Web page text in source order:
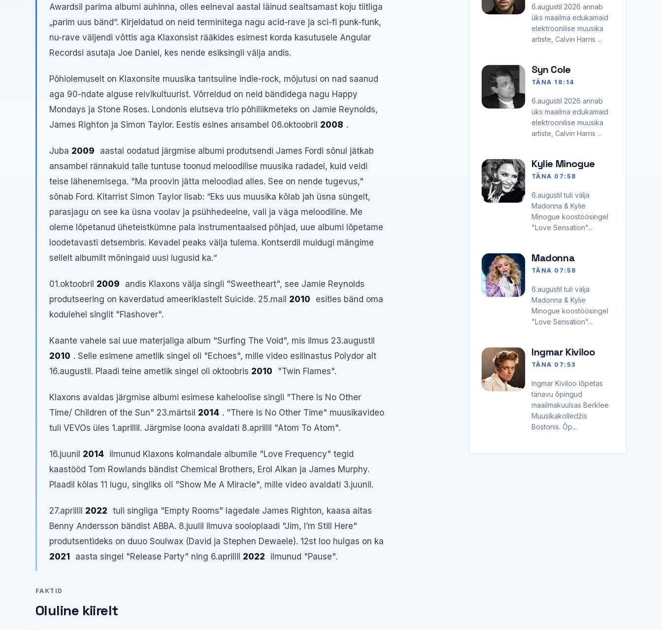
Awardsil parima albumi auhinna, olles eelneval aastal läinud sealtsamast koju tiitliga
„parim uus bänd“. Kirjeldatud on neid terminitega nagu acid-rave ja sci-fi punk-funk,
nu-rave väljendi võttis aga Klaxonsist rääkides esimest korda kasutusele Angular
Recordsi asutaja Joe Daniel, kes nende esiksingli välja andis.
Põhiolemuselt on Klaxonsite muusika tantsuline indie-rock, mõjutusi on nad saanud
aga 90-ndate alguse reivikultuurist. Võrreldud on neid bändidega nagu Happy
Mondays ja Stone Roses. Londonis elutseva trio põhiliikmeteks on Jamie Reynolds,
James Righton ja Simon Taylor. Eestis esines ansambel 06.oktoobril 2008 .
Juba 2009
aastal oodatud järgmise albumi produtsendi James Fordi sõnul jätkab
ansambel rännakuid talle tuntuse toonud meloodilise muusika radadel, kuid veidi
teise lähenemisega. "Ma proovin jätta meloodiad alles. See on nende tugevus,"
sõnab Ford. Kitarrist Simon Taylor lisab: “Eks uus muusika kõlab jah üsna süngelt,
parasjagu on see ka üsna voolav ja psühhedeelne, vali ja väga meloodiline. Me
oleme lõpetanud üheteistkümne pala instrumentaalsed põhjad, uue albumi lõpetame
loodetavasti detsembris. Kevadel peaks välja tulema. Kontserdil muidugi mängime
sellelt albumilt mõningaid uusi lugusid ka.“
01.oktoobril 2009
andis Klaxons välja singli "Sweetheart", see Jamie Reynolds
produtseering on kaverdatud ameeriklastelt Suicide. 25.mail 2010
esitles bänd oma
kodulehel singlit "Flashover".
Kaante vahele sai uue materjaliga album "Surfing The Void", mis ilmus 23.augustil
2010 . Selle esimene ametlik singel oli "Echoes", mille video esilinastus Polydor alt
16.augustil. Plaadi teine ametlik singel oli oktoobris 2010 "Twin Flames".
Klaxons avaldas järgmise albumi esimese kaheloolise singli "There Is No Other
Time/ Children of the Sun" 23.märtsil 2014 . "There Is No Other Time" muusikavideo
tuli VEVOs üles 1.aprillil. Järgmise loona avaldati 8.aprillil "Atom To Atom".
16.juunil 2014 ilmunud Klaxons kolmandale albumile "Love Frequency" tegid
kaastööd Tom Rowlands bändist Chemical Brothers, Erol Alkan ja James Murphy.
Plaadil kõlas 11 lugu, singliks oli "Show Me A Miracle", mille video avaldati 3.juunil.
27.aprillil 2022 tuli singliga "Empty Rooms" lagedale James Righton, kaasa aitas
Benny Andersson bändist ABBA. 8.juulil ilmuva sooloplaadi "Jim, I’m Still Here"
produtsentideks on duuo Soulwax (David ja Stephen Dewaele). 12st loo hulgas on ka
2021
aasta singel "Release Party" ning 6.aprillil 2022 ilmunud "Pause".
FAKTID
Oluline kiirelt
6.augustil 2026 annab
üks maailma edukamaid
elektroonilise muusika
artiste, Calvin Harris ...
TÄNA 18:14
Syn Cole
6.augustil 2026 annab
üks maailma edukamaid
elektroonilise muusika
artiste, Calvin Harris ...
TÄNA 07:58
Kylie Minogue
6.augustil tuli välja
Madonna & Kylie
Minogue koostöösingel
"Love Sensation"...
TÄNA 07:58
Madonna
6.augustil tuli välja
Madonna & Kylie
Minogue koostöösingel
"Love Sensation"...
TÄNA 07:53
Ingmar Kiviloo
Ingmar Kiviloo lõpetas
tänavu õpingud
maailmakuulsas Berklee
Muusikakolledžis
Bostonis. Õp...